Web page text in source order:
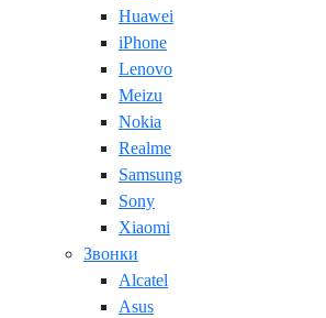
Huawei
iPhone
Lenovo
Meizu
Nokia
Realme
Samsung
Sony
Xiaomi
Звонки
Alcatel
Asus